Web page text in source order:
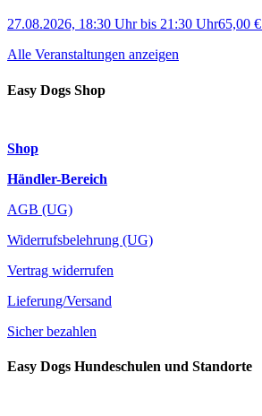
27.08.2026, 18:30 Uhrbis 21:30 Uhr65,00 €
Alle Veranstaltungen anzeigen
Easy Dogs Shop
Shop
Händler-Bereich
AGB (UG)
Widerrufsbelehrung (UG)
Vertrag widerrufen
Lieferung/Versand
Sicher bezahlen
Easy Dogs Hundeschulen und Standorte